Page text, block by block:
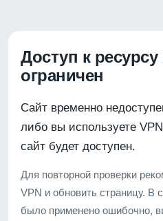
Доступ к
ограничен
Сайт временно
либо вы используете
сайт будет доступен.
Для повторной проверки
VPN и обновить страницу. В
было применено ошибочно,